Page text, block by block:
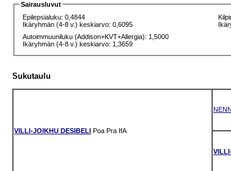
Sairausluvut
Epilepsialuku: 0,4844
Ikäryhmän (4-8 v.) keskiarvo: 0,6095
Autoimmuuniluku (Addison+KVT+Allergia): 1,5000
Ikäryhmän (4-8 v.) keskiarvo: 1,3659
Sukutaulu
VILLI-JOIKHU DESIBELI Poa Pra IfA